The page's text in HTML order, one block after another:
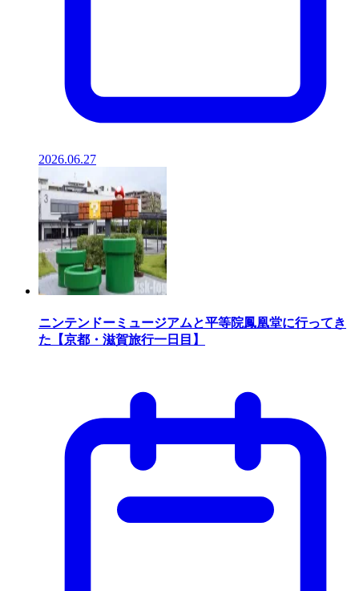
2026.06.27
ニンテンドーミュージアムと平等院鳳凰堂に行ってき
た【京都・滋賀旅行一日目】